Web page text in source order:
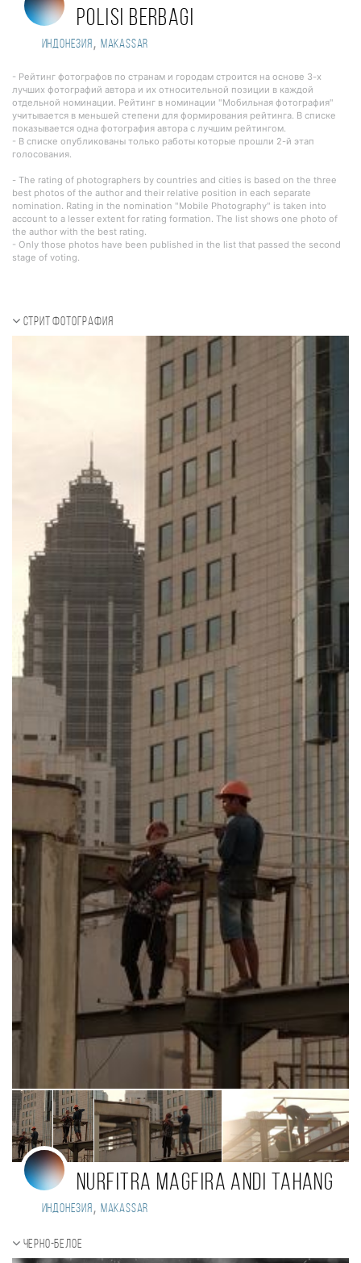
Polisi Berbagi
Индонезия , Makassar
- Рейтинг фотографов по странам и городам строится на основе 3-х
лучших фотографий автора и их относительной позиции в каждой
отдельной номинации. Рейтинг в номинации "Мобильная фотография"
учитывается в меньшей степени для формирования рейтинга. В списке
показывается одна фотография автора с лучшим рейтингом.
- В списке опубликованы только работы которые прошли 2-й этап
голосования.
- The rating of photographers by countries and cities is based on the three
best photos of the author and their relative position in each separate
nomination. Rating in the nomination "Mobile Photography" is taken into
account to a lesser extent for rating formation. The list shows one photo of
the author with the best rating.
- Only those photos have been published in the list that passed the second
stage of voting.
Стрит фотография
Nurfitra Magfira Andi Tahang
Индонезия, Makassar
Черно-белое